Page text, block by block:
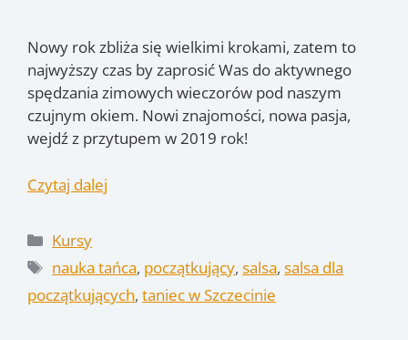
Nowy rok zbliża się wielkimi krokami, zatem to
najwyższy czas by zaprosić Was do aktywnego
spędzania zimowych wieczorów pod naszym
czujnym okiem. Nowi znajomości, nowa pasja,
wejdź z przytupem w 2019 rok!
Czytaj dalej
Kategorie
Kursy
Tagi
nauka tańca, początkujący,salsa,salsa dla
początkujących, taniec w Szczecinie